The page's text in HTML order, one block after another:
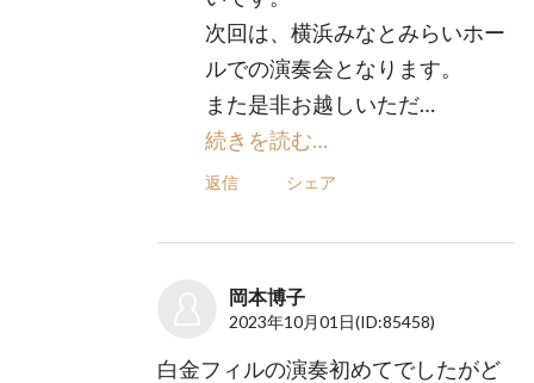
次回は、横浜みなとみらいホー
ルでの演奏会となります。
また是非お越しいただ…
続きを読む…
返信 シェア
岡本博子
2023年10月01日(ID:85458)
白金フィルの演奏初めてでしたがど